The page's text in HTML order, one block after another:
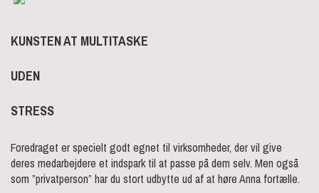
KUNSTEN AT MULTITASKE
UDEN
STRESS
Foredraget er specielt godt egnet til virksomheder, der vil give
deres medarbejdere et indspark til at passe på dem selv. Men også
som ”privatperson” har du stort udbytte ud af at høre Anna fortælle.